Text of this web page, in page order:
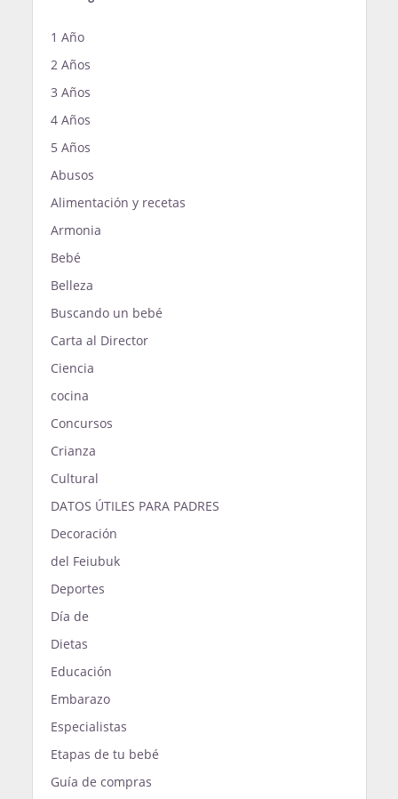
1 Año
2 Años
3 Años
4 Años
5 Años
Abusos
Alimentación y recetas
Armonia
Bebé
Belleza
Buscando un bebé
Carta al Director
Ciencia
cocina
Concursos
Crianza
Cultural
DATOS ÚTILES PARA PADRES
Decoración
del Feiubuk
Deportes
Día de
Dietas
Educación
Embarazo
Especialistas
Etapas de tu bebé
Guía de compras